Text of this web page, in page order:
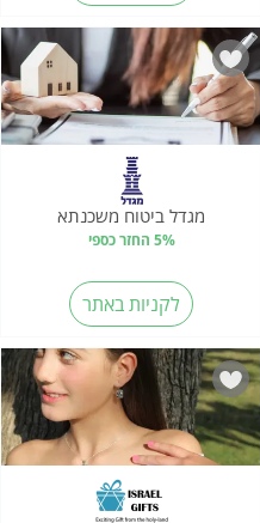
מגדל ביטוח משכנתא
5% החזר כספי
לקניות באתר